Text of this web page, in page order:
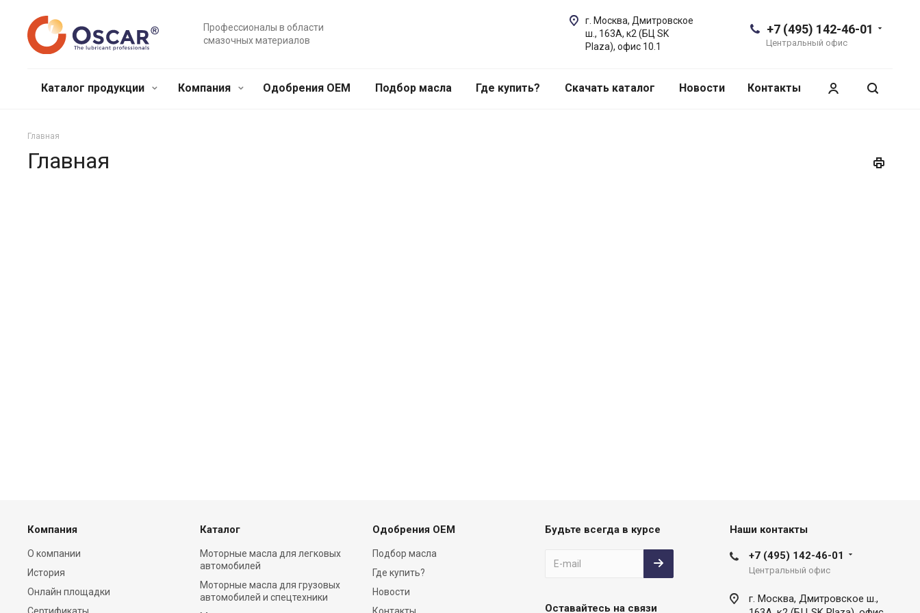
Профессионалы в области
смазочных материалов
+7 (495) 142-46-01
Центральный офис
г. Москва, Дмитровское
ш., 163А, к2 (БЦ SK
Plaza), офис 10.1
Каталог продукции Компания Одобрения OEM Подбор масла Где купить? Скачать каталог Новости Контакты
Главная
Главная
Компания
О компании
История
Онлайн площадки
Каталог
Моторные масла для легковых
автомобилей
Моторные масла для грузовых
автомобилей и спецтехники
Одобрения OEM
Подбор масла
Где купить?
Новости
Будьте всегда в курсе
Оставайтесь на связи
Наши контакты
+7 (495) 142-46-01
Центральный офис
г. Москва, Дмитровское ш.,